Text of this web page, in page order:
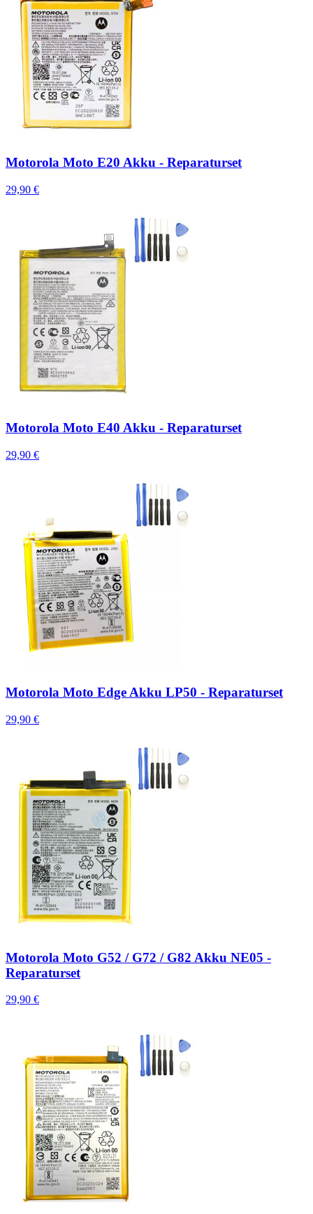
Motorola Moto E20 Akku - Reparaturset
29,90 €
Motorola Moto E40 Akku - Reparaturset
29,90 €
Motorola Moto Edge Akku LP50 - Reparaturset
29,90 €
Motorola Moto G52 / G72 / G82 Akku NE05 -
Reparaturset
29,90 €